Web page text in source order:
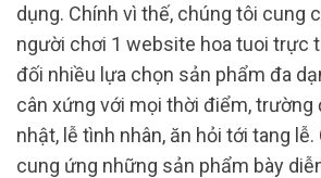
dụng. Chính vì thế, chúng tôi cung
người chơi 1 website hoa tuoi trực
đối nhiều lựa chọn sản phẩm đa
cân xứng với mọi thời điểm, trường
nhật, lễ tình nhân, ăn hỏi tới tang
cung ứng những sản phẩm bày